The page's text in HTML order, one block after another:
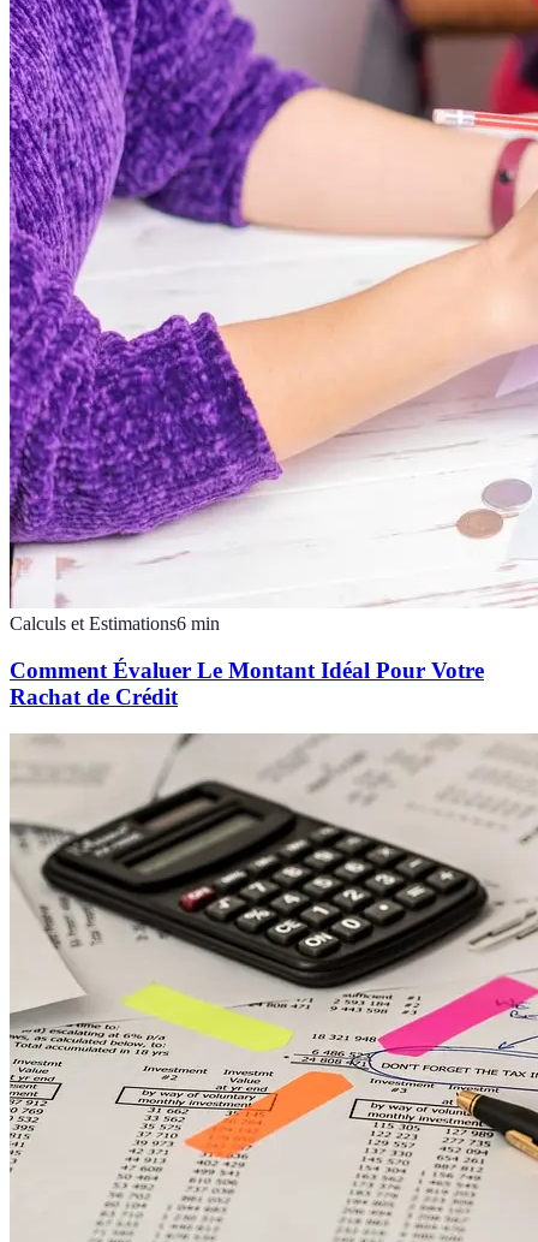
Calculs et Estimations6 min
Comment Évaluer Le Montant Idéal Pour Votre
Rachat de Crédit